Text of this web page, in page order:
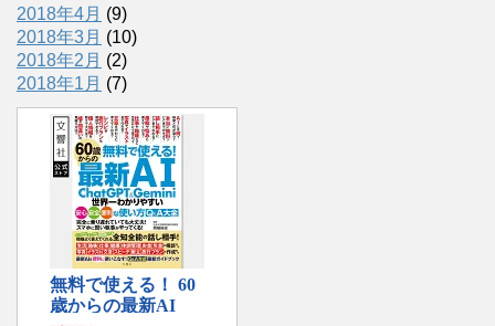
2018年4月 (9)
2018年3月 (10)
2018年2月 (2)
2018年1月 (7)